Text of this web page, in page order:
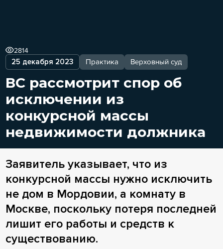
25 декабря 2023 Практика Верховный суд
2814
ВС рассмотрит спор об
исключении из
конкурсной массы
недвижимости должника
Заявитель указывает, что из
конкурсной массы нужно исключить
не дом в Мордовии, а комнату в
Москве, поскольку потеря последней
лишит его работы и средств к
существованию.